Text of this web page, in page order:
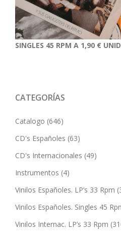
SINGLES 45 RPM A 1,90 €
CATEGORÍAS
Catalogo (646)
CD's Españoles (63)
CD's Internacionales (49)
Instrumentos (4)
Vinilos Españoles. LP’s 33 Rpm
Vinilos Españoles. Singles 45
Vinilos Internac. LP’s 33 Rpm